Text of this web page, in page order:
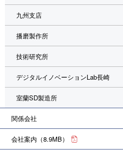
九州支店
播磨製作所
技術研究所
デジタルイノベーションLab長崎
室蘭SD製造所
関係会社
会社案内（8.9MB）